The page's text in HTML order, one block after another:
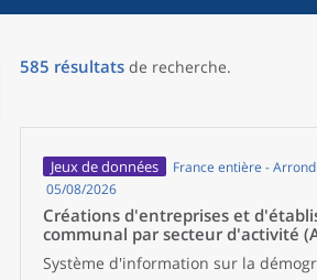
585 résultats de recherche.
Jeux de données
France entière -
05/08/2026
Créations d'entreprises et
communal par secteur d'activité
Système d'information sur la